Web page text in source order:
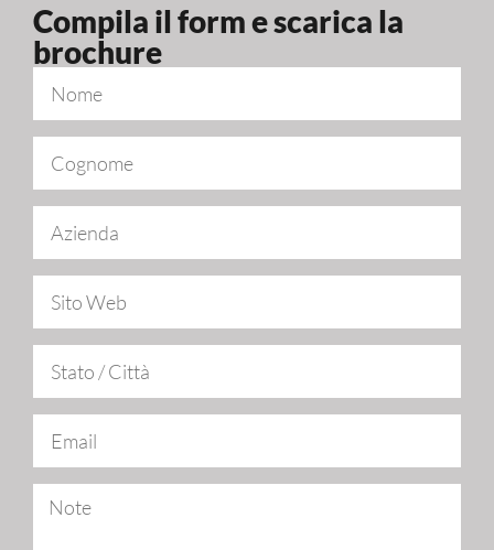
Compila il form e scarica la
brochure​